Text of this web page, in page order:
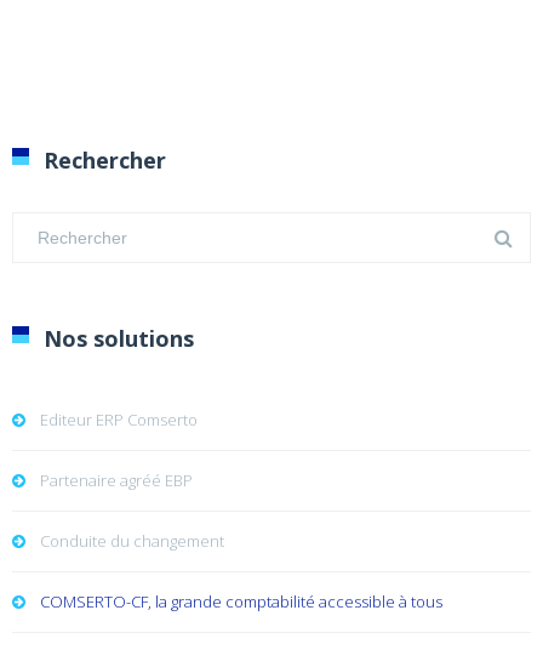
Rechercher
Nos solutions
Editeur ERP Comserto
Partenaire agréé EBP
Conduite du changement
COMSERTO-CF, la grande comptabilité accessible à tous